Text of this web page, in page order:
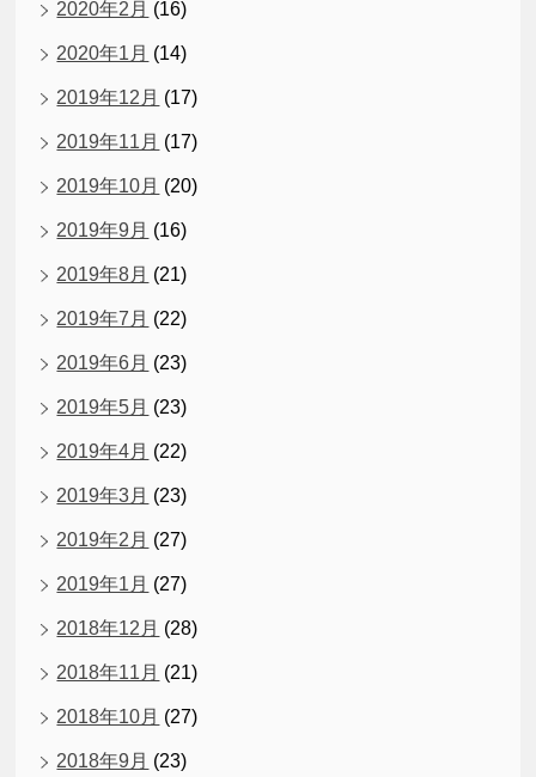
2020年2月 (16)
2020年1月 (14)
2019年12月 (17)
2019年11月 (17)
2019年10月 (20)
2019年9月 (16)
2019年8月 (21)
2019年7月 (22)
2019年6月 (23)
2019年5月 (23)
2019年4月 (22)
2019年3月 (23)
2019年2月 (27)
2019年1月 (27)
2018年12月 (28)
2018年11月 (21)
2018年10月 (27)
2018年9月 (23)